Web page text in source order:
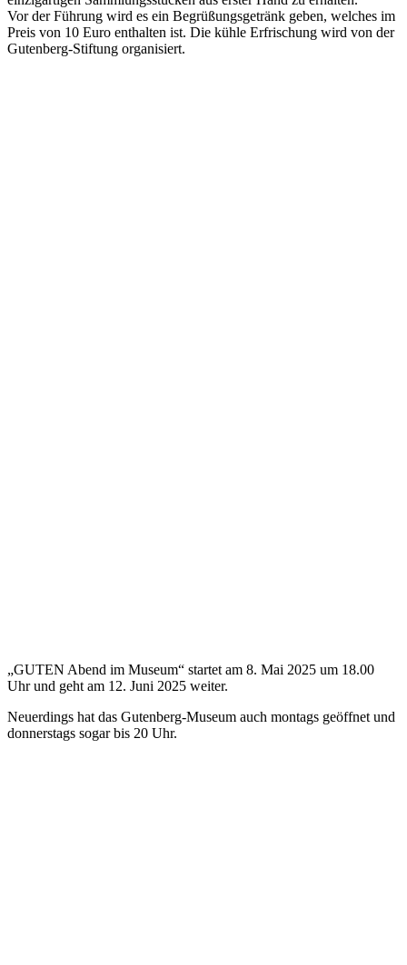
Vor der Führung wird es ein Begrüßungsgetränk geben, welches im
Preis von 10 Euro enthalten ist. Die kühle Erfrischung wird von der
Gutenberg-Stiftung organisiert.
„GUTEN Abend im Museum“ startet am 8. Mai 2025 um 18.00
Uhr und geht am 12. Juni 2025 weiter.
Neuerdings hat das Gutenberg-Museum auch montags geöffnet und
donnerstags sogar bis 20 Uhr.